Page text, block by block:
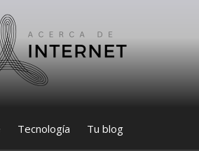
Tecnología Tu blog